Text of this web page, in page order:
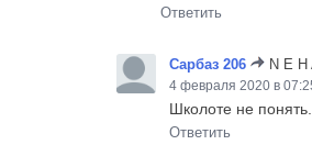
Ответить
Сарбаз 206 N E H
4 февраля 2020 в
Школоте не понять.
Ответить